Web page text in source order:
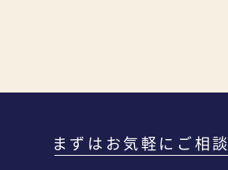
まずはお気軽にご相